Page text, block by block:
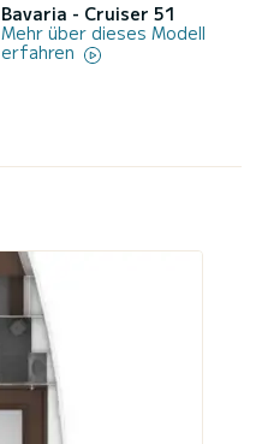
Bavaria - Cruiser 51
Mehr über dieses Modell
erfahren